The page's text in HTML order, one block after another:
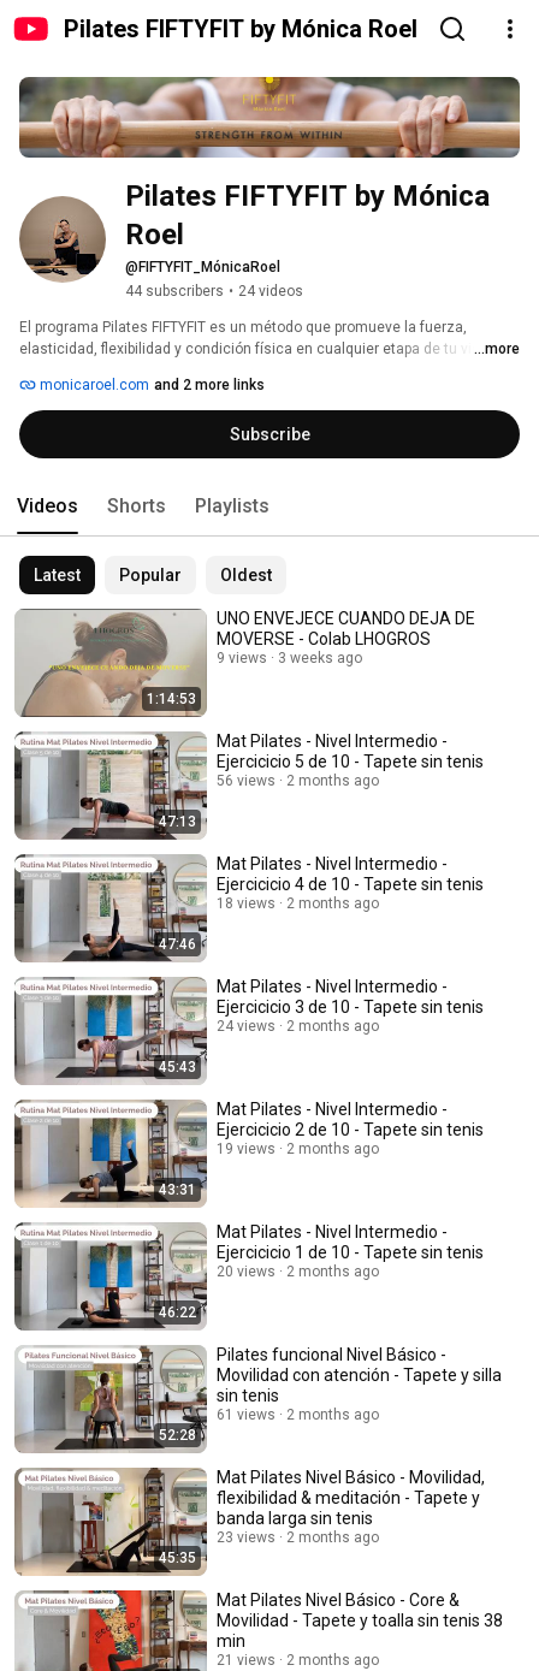
Pilates FIFTYFIT by Mónica Roel
Pilates FIFTYFIT by Mónica
Roel
@FIFTYFIT_MónicaRoel
44 subscribers • 24 videos
El programa Pilates FIFTYFIT es un método que promueve la fuerza,
elasticidad, flexibilidad y condición física en cualquier etapa de tu vida. ...more
monicaroel.com and 2 more links
Subscribe
Videos Shorts Playlists
Latest Popular Oldest
1:14:53
UNO ENVEJECE CUANDO DEJA DE
MOVERSE - Colab LHOGROS
9 views 3 weeks ago
47:13
Mat Pilates - Nivel Intermedio -
Ejercicicio 5 de 10 - Tapete sin tenis
56 views 2 months ago
47:46
Mat Pilates - Nivel Intermedio -
Ejercicicio 4 de 10 - Tapete sin tenis
18 views 2 months ago
45:43
Mat Pilates - Nivel Intermedio -
Ejercicicio 3 de 10 - Tapete sin tenis
24 views 2 months ago
43:31
Mat Pilates - Nivel Intermedio -
Ejercicicio 2 de 10 - Tapete sin tenis
19 views 2 months ago
46:22
Mat Pilates - Nivel Intermedio -
Ejercicicio 1 de 10 - Tapete sin tenis
20 views 2 months ago
52:28
Pilates funcional Nivel Básico -
Movilidad con atención - Tapete y silla
sin tenis
61 views 2 months ago
45:35
Mat Pilates Nivel Básico - Movilidad,
flexibilidad & meditación - Tapete y
banda larga sin tenis
23 views 2 months ago
Mat Pilates Nivel Básico - Core &
Movilidad - Tapete y toalla sin tenis 38
min
21 views 2 months ago